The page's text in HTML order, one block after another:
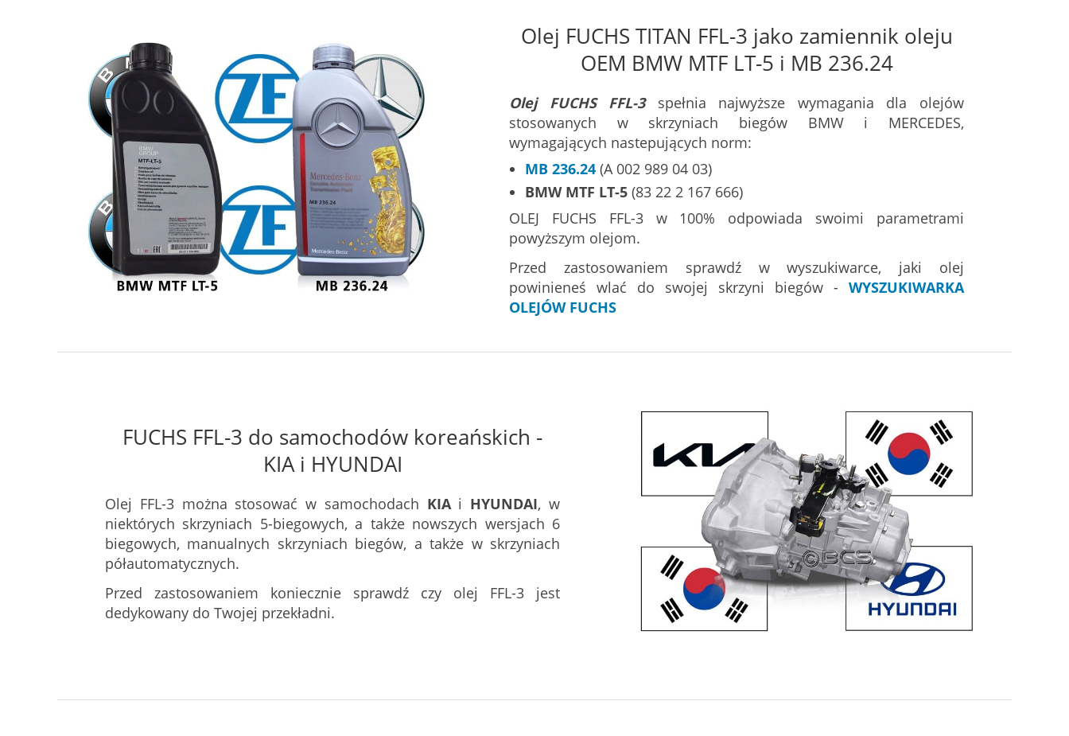
Olej FUCHS TITAN FFL-3 jako zamiennik oleju
OEM BMW MTF LT-5 i MB 236.24
Olej FUCHS FFL-3spełnia najwyższe wymagania dla olejów
stosowanych w skrzyniach biegów BMW i MERCEDES,
wymagających nastepujących norm:
MB 236.24 (A 002 989 04 03)
BMW MTF LT-5 (83 22 2 167 666)
OLEJ FUCHS FFL-3 w 100% odpowiada swoimi parametrami
powyższym olejom.
Przed zastosowaniem sprawdź w wyszukiwarce, jaki olej
powinieneś wlać do swojej skrzyni biegów - WYSZUKIWARKA
OLEJÓW FUCHS
FUCHS FFL-3 do samochodów koreańskich -
KIA i HYUNDAI
Olej FFL-3 można stosować w samochodach KIAi HYUNDAI, w
niektórych skrzyniach 5-biegowych, a także nowszych wersjach 6
biegowych, manualnych skrzyniach biegów, a także w skrzyniach
półautomatycznych.
Przed zastosowaniem koniecznie sprawdź czy olej FFL-3 jest
dedykowany do Twojej przekładni.